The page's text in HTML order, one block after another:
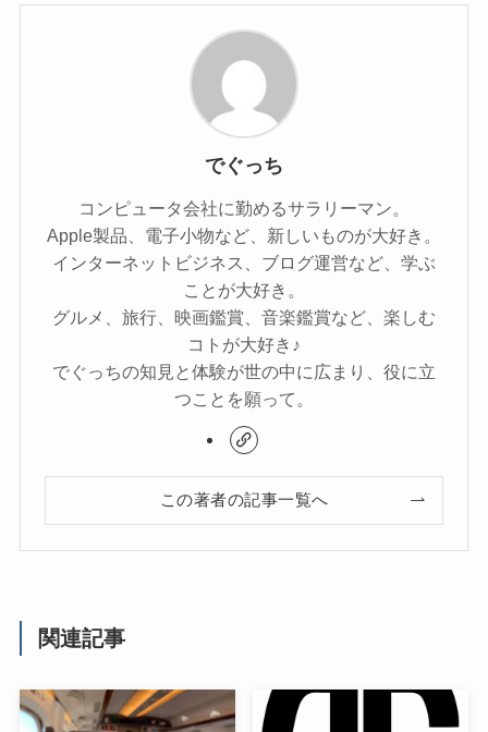
でぐっち
コンピュータ会社に勤めるサラリーマン。
Apple製品、電子小物など、新しいものが大好き。
インターネットビジネス、ブログ運営など、学ぶ
ことが大好き。
グルメ、旅行、映画鑑賞、音楽鑑賞など、楽しむ
コトが大好き♪
でぐっちの知見と体験が世の中に広まり、役に立
つことを願って。
この著者の記事一覧へ
関連記事